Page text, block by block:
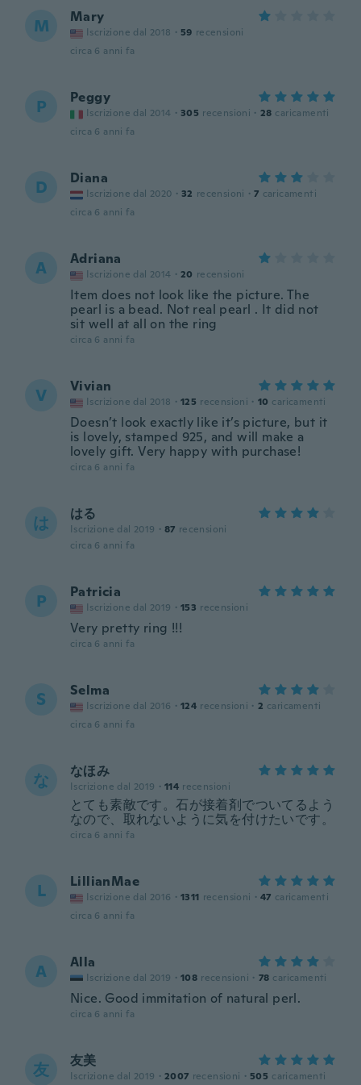
M Mary
Iscrizione dal 2018 · 59 recensioni
circa 6 anni fa
P Peggy
Iscrizione dal 2014 · 305 recensioni · 28 caricamenti
circa 6 anni fa
D Diana
Iscrizione dal 2020 · 32 recensioni · 7 caricamenti
circa 6 anni fa
A Adriana
Iscrizione dal 2014 · 20 recensioni
Item does not look like the picture. The
pearl is a bead. Not real pearl . It did not
sit well at all on the ring
circa 6 anni fa
V Vivian
Iscrizione dal 2018 · 125 recensioni · 10 caricamenti
Doesn’t look exactly like it’s picture, but it
is lovely, stamped 925, and will make a
lovely gift. Very happy with purchase!
circa 6 anni fa
は はる
Iscrizione dal 2019 · 87 recensioni
circa 6 anni fa
P Patricia
Iscrizione dal 2019 · 153 recensioni
Very pretty ring !!!
circa 6 anni fa
S Selma
Iscrizione dal 2016 · 124 recensioni · 2 caricamenti
circa 6 anni fa
な なほみ
Iscrizione dal 2019 · 114 recensioni
とても素敵です。石が接着剤でついてるよう
なので、取れないように気を付けたいです。
circa 6 anni fa
L LillianMae
Iscrizione dal 2016 · 1311 recensioni · 47 caricamenti
circa 6 anni fa
A Alla
Iscrizione dal 2019 · 108 recensioni · 78 caricamenti
Nice. Good immitation of natural perl.
circa 6 anni fa
友 友美
Iscrizione dal 2019 · 2007 recensioni · 505 caricamenti